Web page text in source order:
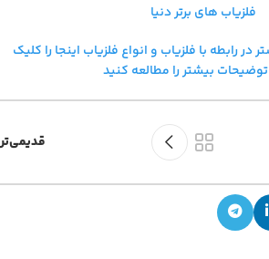
فلزیاب های برتر دنیا
در رابطه با فلزیاب و انواع فلزیاب اینجا را کلیک
بیشتر را مطالعه کنید
قدیمی‌تر